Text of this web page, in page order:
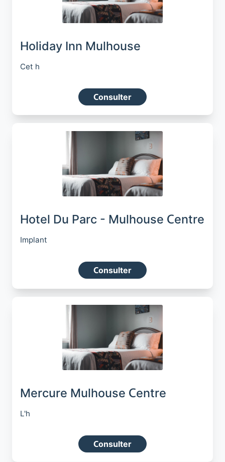
Holiday Inn Mulhouse
Cet h
Consulter
Hotel Du Parc - Mulhouse Centre
Implant
Consulter
Mercure Mulhouse Centre
L'h
Consulter